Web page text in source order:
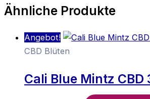
Ähnliche Produkte
Angebot!
CBD Blüten
Cali Blue Mintz CBD